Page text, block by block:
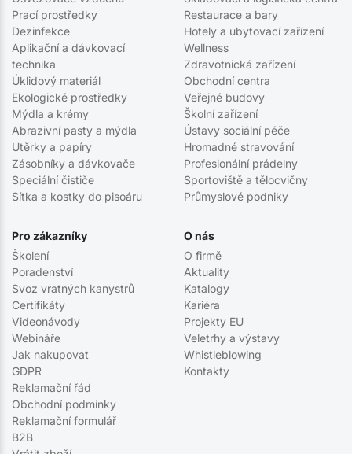
Prací prostředky
Dezinfekce
Aplikační a dávkovací
technika
Úklidový materiál
Ekologické prostředky
Mýdla a krémy
Abrazivní pasty a mýdla
Utěrky a papíry
Zásobníky a dávkovače
Speciální čističe
Sítka a kostky do pisoáru
Restaurace a bary
Hotely a ubytovací zařízení
Wellness
Zdravotnická zařízení
Obchodní centra
Veřejné budovy
Školní zařízení
Ústavy sociální péče
Hromadné stravování
Profesionální prádelny
Sportoviště a tělocvičny
Průmyslové podniky
Pro zákazníky
Školení
Poradenství
Svoz vratných kanystrů
Certifikáty
Videonávody
Webináře
Jak nakupovat
GDPR
Reklamační řád
Obchodní podmínky
Reklamační formulář
B2B
O nás
O firmě
Aktuality
Katalogy
Kariéra
Projekty EU
Veletrhy a výstavy
Whistleblowing
Kontakty